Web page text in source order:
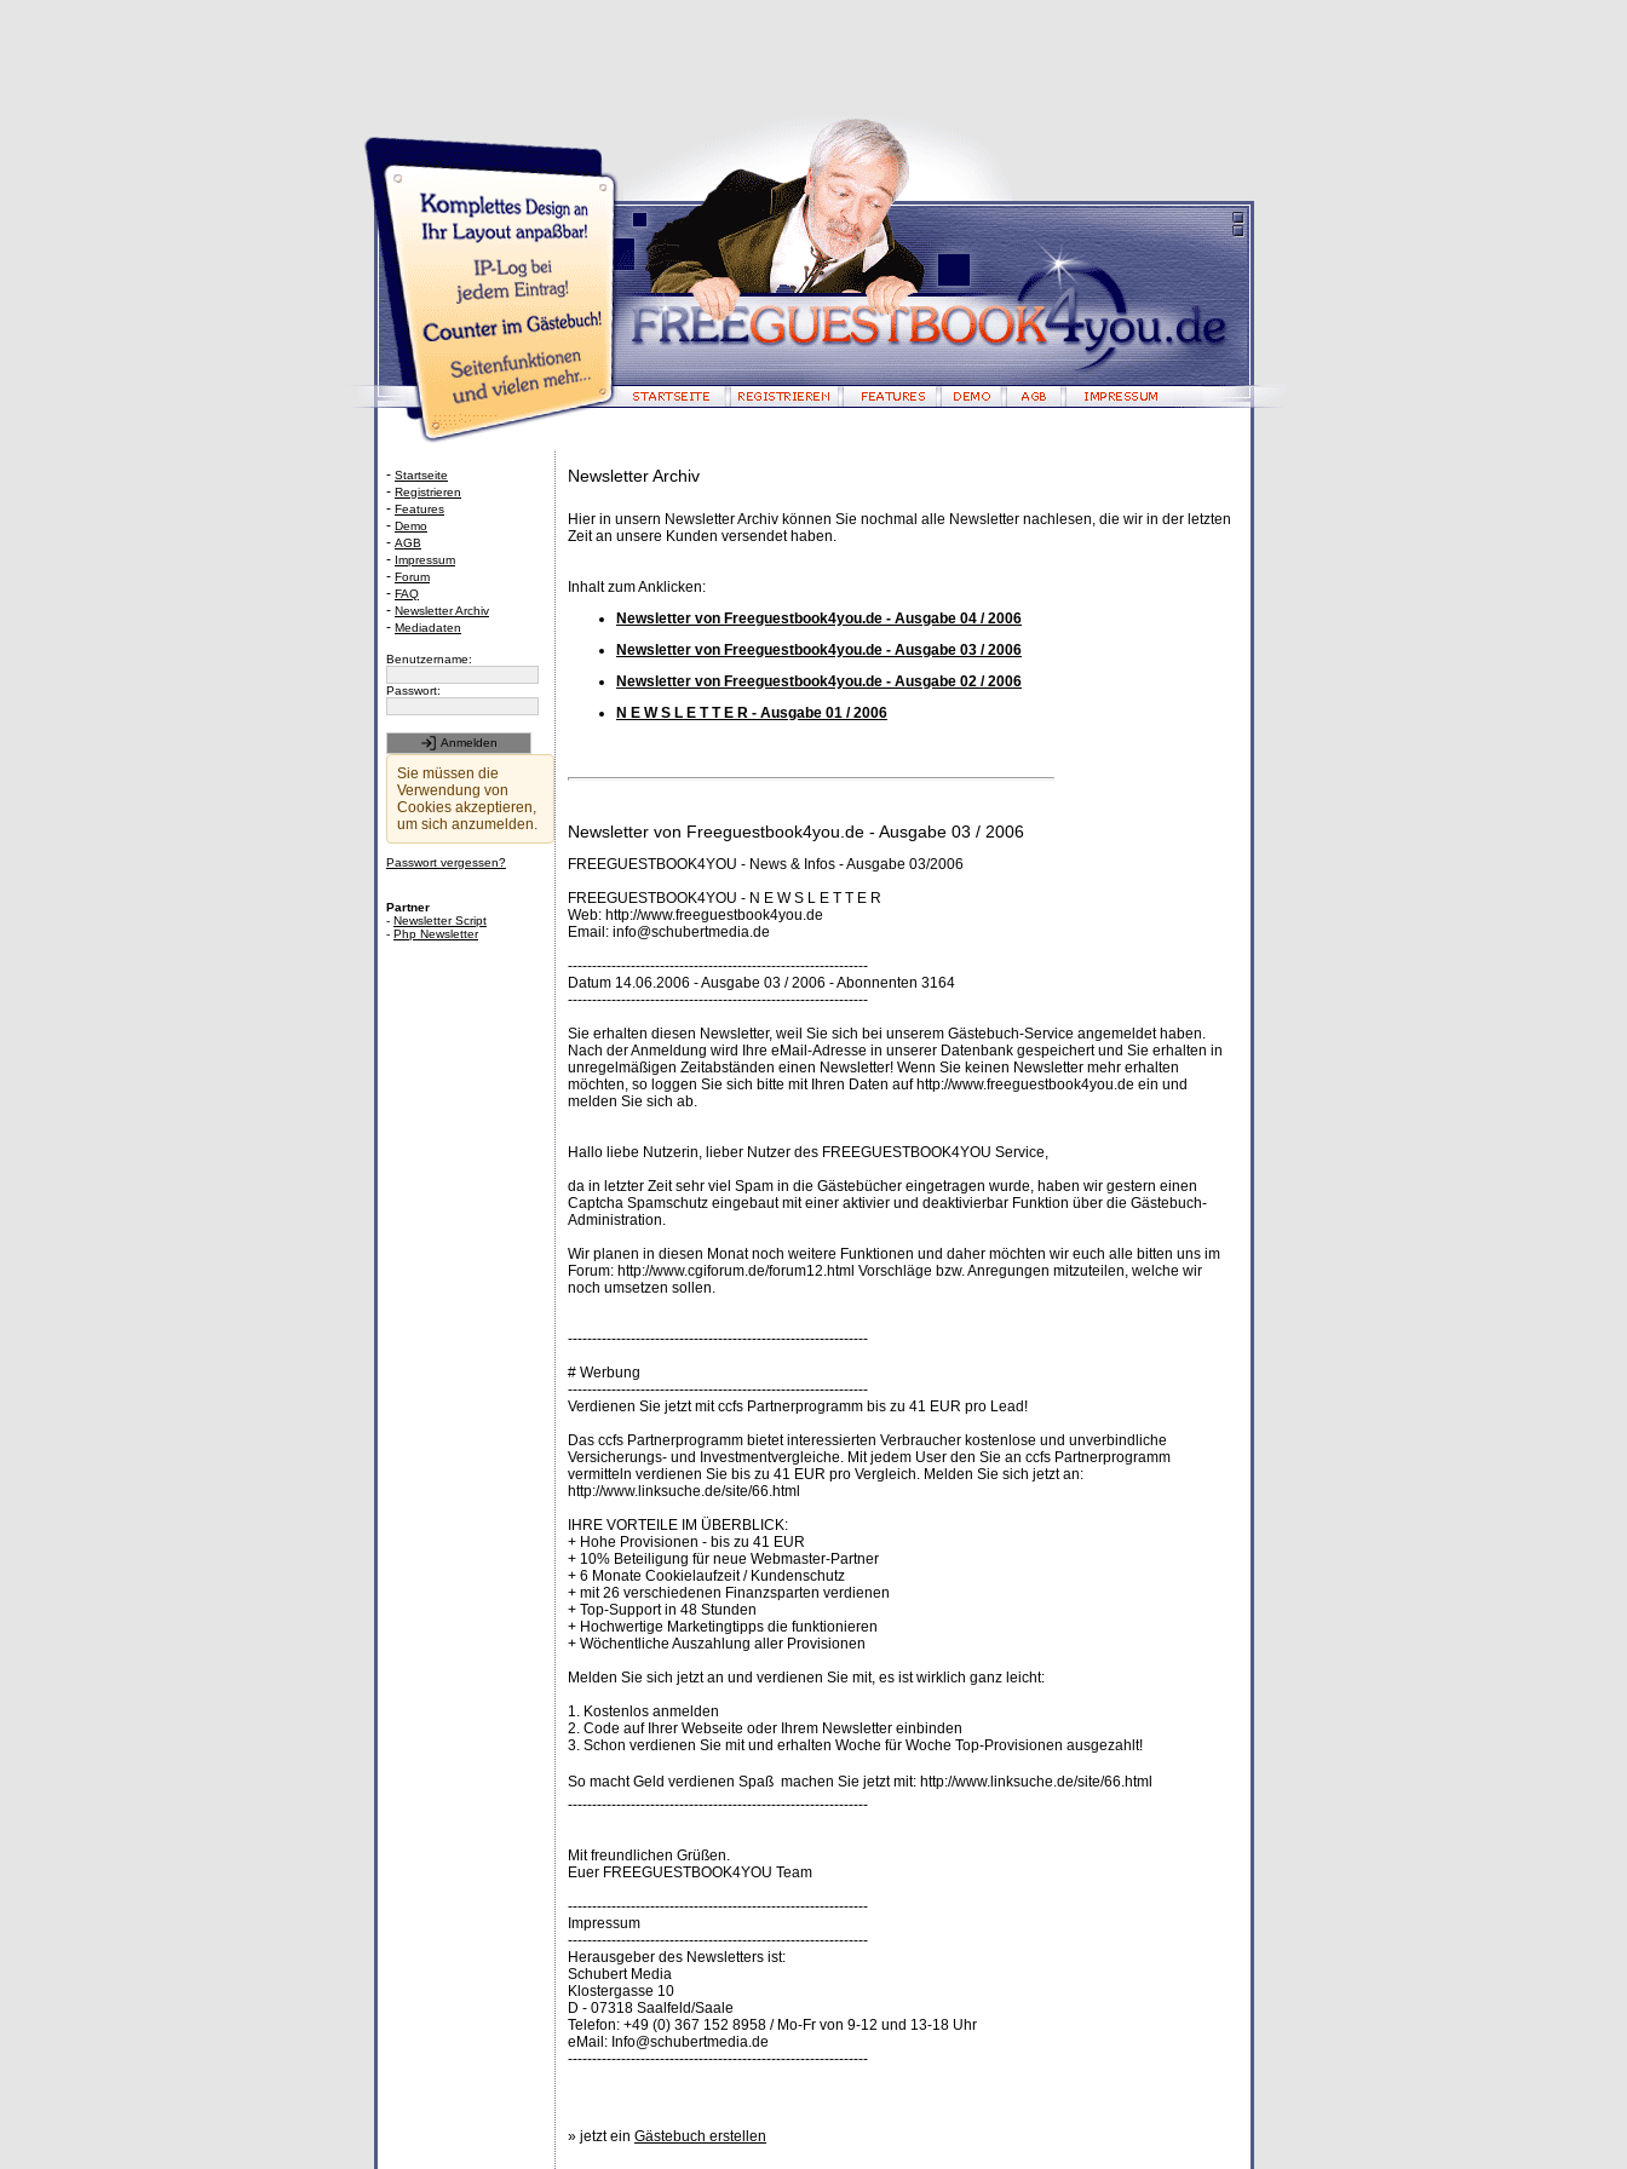
- Startseite
- Registrieren
- Features
- Demo
- AGB
- Impressum
- Forum
- FAQ
- Newsletter Archiv
- Mediadaten
Benutzername:
Passwort:
Anmelden
Sie müssen die
Verwendung von
Cookies akzeptieren,
um sich anzumelden.
Passwort vergessen?
Partner
- Newsletter Script
- Php Newsletter
Newsletter Archiv
Hier in unsern Newsletter Archiv können Sie nochmal alle Newsletter nachlesen, die wir in der letzten
Zeit an unsere Kunden versendet haben.
Inhalt zum Anklicken:
Newsletter von Freeguestbook4you.de - Ausgabe 04 / 2006
Newsletter von Freeguestbook4you.de - Ausgabe 03 / 2006
Newsletter von Freeguestbook4you.de - Ausgabe 02 / 2006
N E W S L E T T E R - Ausgabe 01 / 2006
Newsletter von Freeguestbook4you.de - Ausgabe 03 / 2006
FREEGUESTBOOK4YOU - News & Infos - Ausgabe 03/2006
FREEGUESTBOOK4YOU - N E W S L E T T E R
Web: http://www.freeguestbook4you.de
Email: info@schubertmedia.de
--------------------------------------------------------------
Datum 14.06.2006 - Ausgabe 03 / 2006 - Abonnenten 3164
--------------------------------------------------------------
Sie erhalten diesen Newsletter, weil Sie sich bei unserem Gästebuch-Service angemeldet haben.
Nach der Anmeldung wird Ihre eMail-Adresse in unserer Datenbank gespeichert und Sie erhalten in
unregelmäßigen Zeitabständen einen Newsletter! Wenn Sie keinen Newsletter mehr erhalten
möchten, so loggen Sie sich bitte mit Ihren Daten auf http://www.freeguestbook4you.de ein und
melden Sie sich ab.
Hallo liebe Nutzerin, lieber Nutzer des FREEGUESTBOOK4YOU Service,
da in letzter Zeit sehr viel Spam in die Gästebücher eingetragen wurde, haben wir gestern einen
Captcha Spamschutz eingebaut mit einer aktivier und deaktivierbar Funktion über die Gästebuch-
Administration.
Wir planen in diesen Monat noch weitere Funktionen und daher möchten wir euch alle bitten uns im
Forum: http://www.cgiforum.de/forum12.html Vorschläge bzw. Anregungen mitzuteilen, welche wir
noch umsetzen sollen.
--------------------------------------------------------------
# Werbung
--------------------------------------------------------------
Verdienen Sie jetzt mit ccfs Partnerprogramm bis zu 41 EUR pro Lead!
Das ccfs Partnerprogramm bietet interessierten Verbraucher kostenlose und unverbindliche
Versicherungs- und Investmentvergleiche. Mit jedem User den Sie an ccfs Partnerprogramm
vermitteln verdienen Sie bis zu 41 EUR pro Vergleich. Melden Sie sich jetzt an:
http://www.linksuche.de/site/66.html
IHRE VORTEILE IM ÜBERBLICK:
+ Hohe Provisionen - bis zu 41 EUR
+ 10% Beteiligung für neue Webmaster-Partner
+ 6 Monate Cookielaufzeit / Kundenschutz
+ mit 26 verschiedenen Finanzsparten verdienen
+ Top-Support in 48 Stunden
+ Hochwertige Marketingtipps die funktionieren
+ Wöchentliche Auszahlung aller Provisionen
Melden Sie sich jetzt an und verdienen Sie mit, es ist wirklich ganz leicht:
1. Kostenlos anmelden
2. Code auf Ihrer Webseite oder Ihrem Newsletter einbinden
3. Schon verdienen Sie mit und erhalten Woche für Woche Top-Provisionen ausgezahlt!
So macht Geld verdienen Spaß  machen Sie jetzt mit: http://www.linksuche.de/site/66.html
--------------------------------------------------------------
Mit freundlichen Grüßen.
Euer FREEGUESTBOOK4YOU Team
--------------------------------------------------------------
Impressum
--------------------------------------------------------------
Herausgeber des Newsletters ist:
Schubert Media
Klostergasse 10
D - 07318 Saalfeld/Saale
Telefon: +49 (0) 367 152 8958 / Mo-Fr von 9-12 und 13-18 Uhr
eMail: Info@schubertmedia.de
--------------------------------------------------------------
» jetzt ein Gästebuch erstellen